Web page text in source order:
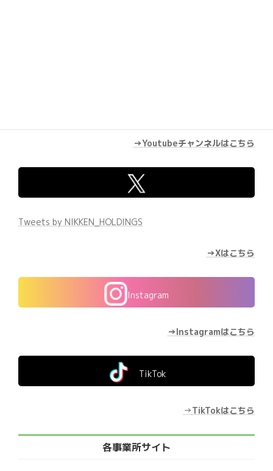
→Youtubeチャンネルはこちら
Tweets by NIKKEN_HOLDINGS
→Xはこちら
Instagram
→Instagramはこちら
TikTok
→TikTokはこちら
各事業所サイト